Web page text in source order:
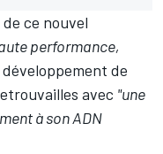
ce nouvel
performance,
de
avec "une
à son ADN